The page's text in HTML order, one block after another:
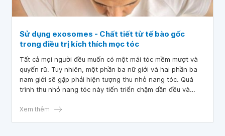
Sử dụng exosomes - Chất tiết từ tế bào gốc
trong điều trị kích thích mọc tóc
Tất cả mọi người đều muốn có một mái tóc mềm mượt và
quyến rũ. Tuy nhiên, một phần ba nữ giới và hai phần ba
nam giới sẽ gặp phải hiện tượng thu nhỏ nang tóc. Quá
trình thu nhỏ nang tóc này tiến triển chậm dần đều và
khoảng từ 30 đến 40.
Xem thêm